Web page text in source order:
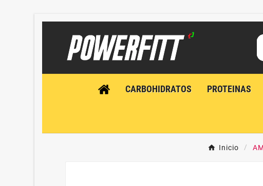
CARBOHIDRATOS PROTEINAS
Inicio